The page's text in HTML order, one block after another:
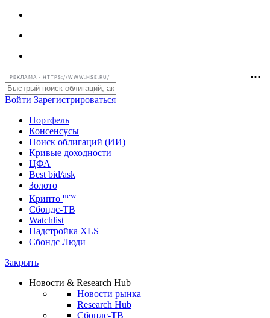
РЕКЛАМА • HTTPS://WWW.HSE.RU/
Войти Зарегистрироваться
Портфель
Консенсусы
Поиск облигаций (ИИ)
Кривые доходности
ЦФА
Best bid/ask
Золото
Крипто new
Watchlist
Сбондс Люди